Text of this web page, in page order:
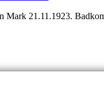
21.11.1923.